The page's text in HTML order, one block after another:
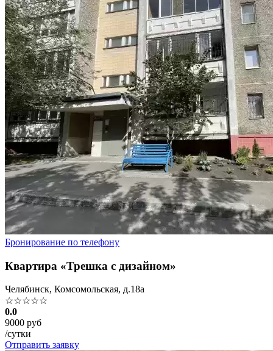
Бронирование по телефону
Квартира «Трешка с дизайном»
Челябинск, Комсомольская, д.18а
☆☆☆☆☆
0.0
9000 руб
/сутки
Отправить заявку